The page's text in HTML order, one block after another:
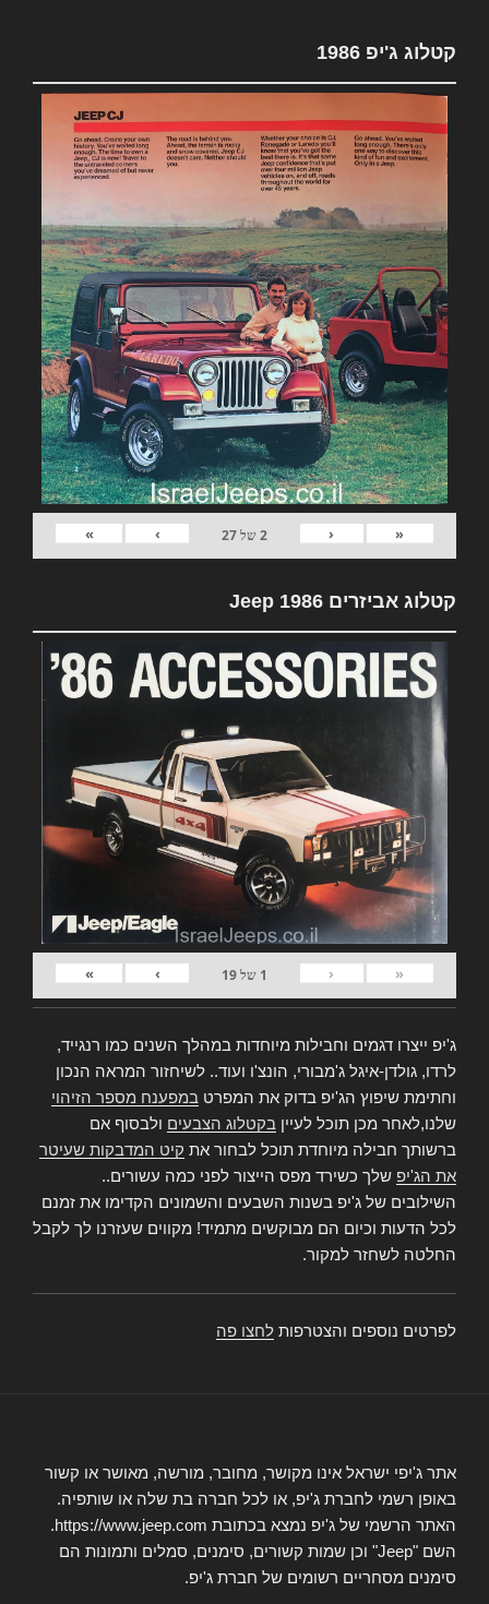
קטלוג ג'יפ 1986
«
‹
2של27
›
»
קטלוג אביזרים Jeep 1986
«
‹
1 של19
›
»
ג'יפ ייצרו דגמים וחבילות מיוחדות במהלך השנים כמו רנגייד,
לרדו, גולדן-איגל ג'מבורי, הונצ'ו ועוד.. לשיחזור המראה הנכון
וחתימת שיפוץ הג'יפ בדוק את המפרט במפענח מספר הזיהוי
שלנו,לאחר מכן תוכל לעיין בקטלוג הצבעים ולבסוף אם
ברשותך חבילה מיוחדת תוכל לבחור את קיט המדבקות שעיטר
את הג'יפ שלך כשירד מפס הייצור לפני כמה עשורים..
השילובים של ג'יפ בשנות השבעים והשמונים הקדימו את זמנם
לכל הדעות וכיום הם מבוקשים מתמיד! מקווים שעזרנו לך לקבל
החלטה לשחזר למקור.
לפרטים נוספים והצטרפות לחצו פה
אתר ג'יפי ישראל אינו מקושר, מחובר, מורשה, מאושר או קשור
באופן רשמי לחברת ג'יפ, או לכל חברה בת שלה או שותפיה.
האתר הרשמי של ג'יפ נמצא בכתובת https://www.jeep.com.
השם "Jeep" וכן שמות קשורים, סימנים, סמלים ותמונות הם
סימנים מסחריים רשומים של חברת ג'יפ.